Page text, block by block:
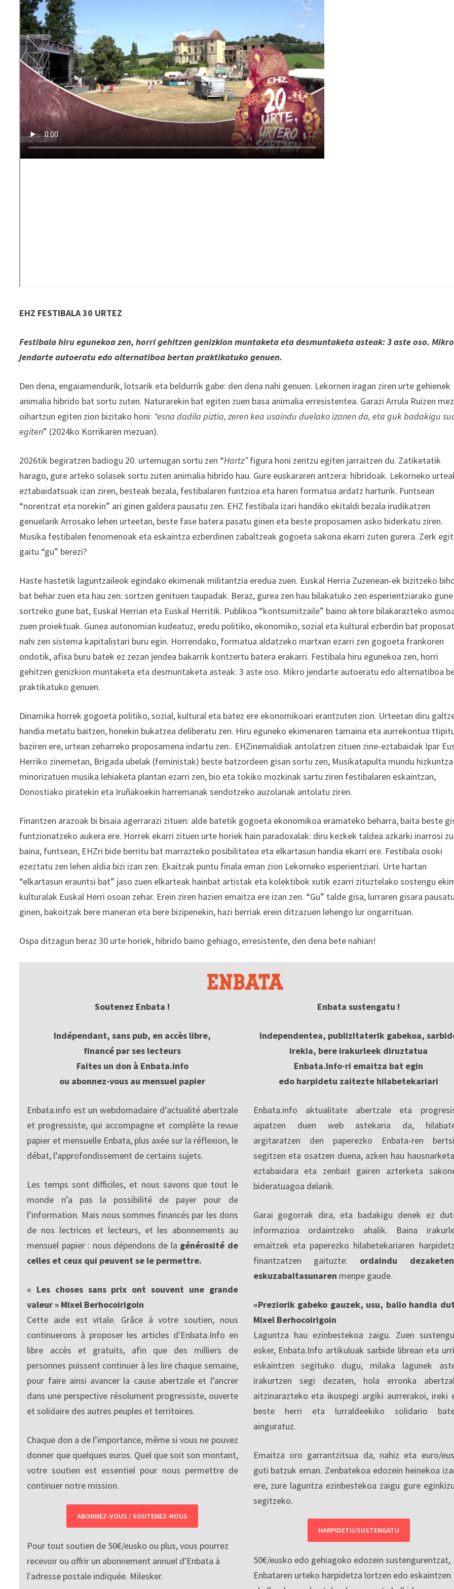
EHZ FESTIBALA 30 URTEZ
Festibala hiru egunekoa zen, horri gehitzen genizkion muntaketa eta desmuntaketa asteak: 3 aste oso. Mikro
jendarte autoeratu edo alternatiboa bertan praktikatuko genuen.
Den dena, engaiamendurik, lotsarik eta beldurrik gabe: den dena nahi genuen. Lekornen iragan ziren urte gehienek
animalia hibrido bat sortu zuten. Naturarekin bat egiten zuen basa animalia erresistentea. Garazi Arrula Ruizen
oihartzun egiten zion bizitako honi: “esna dadila piztia, zeren kea usaindu duelako izanen da, eta guk badakigu
egiten” (2024ko Korrikaren mezuan).
2026tik begiratzen badiogu 20. urtemugan sortu zen “Hartz”figura honi zentzu egiten jarraitzen du. Zatiketatik
harago, gure arteko solasek sortu zuten animalia hibrido hau. Gure euskararen antzera: hibridoak. Lekorneko
eztabaidatsuak izan ziren, besteak bezala, festibalaren funtzioa eta haren formatua ardatz harturik. Funtsean
“norentzat eta norekin” ari ginen galdera pausatu zen. EHZ festibala izari handiko ekitaldi bezala irudikatzen
genuelarik Arrosako lehen urteetan, beste fase batera pasatu ginen eta beste proposamen asko biderkatu ziren.
Musika festibalen fenomenoak eta eskaintza ezberdinen zabaltzeak gogoeta sakona ekarri zuten gurera. Zerk
gaitu “gu” berezi?
Haste hastetik laguntzaileok egindako ekimenak militantzia eredua zuen. Euskal Herria Zuzenean-ek bizitzeko
bat behar zuen eta hau zen: sortzen genituen taupadak. Beraz, gurea zen hau bilakatuko zen esperientziarako
sortzeko gune bat, Euskal Herrian eta Euskal Herritik. Publikoa “kontsumitzaile” baino aktore bilakarazteko
zuen proiektuak. Gunea autonomian kudeatuz, eredu politiko, ekonomiko, sozial eta kultural ezberdin bat
nahi zen sistema kapitalistari buru egin. Horrendako, formatua aldatzeko martxan ezarri zen gogoeta frankoren
ondotik, afixa buru batek ez zezan jendea bakarrik kontzertu batera erakarri. Festibala hiru egunekoa zen, horri
gehitzen genizkion muntaketa eta desmuntaketa asteak: 3 aste oso. Mikro jendarte autoeratu edo alternatiboa
praktikatuko genuen.
Dinamika horrek gogoeta politiko, sozial, kultural eta batez ere ekonomikoari erantzuten zion. Urteetan diru
handia metatu baitzen, honekin bukatzea deliberatu zen. Hiru eguneko ekimenaren tamaina eta aurrekontua
baziren ere, urtean zeharreko proposamena indartu zen.. EHZinemaldiak antolatzen zituen zine-eztabaidak Ipar
Herriko zinemetan, Brigada ubelak (feministak) beste batzordeen gisan sortu zen, Musikatapulta mundu hizkuntza
minorizatuen musika lehiaketa plantan ezarri zen, bio eta tokiko mozkinak sartu ziren festibalaren eskaintzan,
Donostiako piratekin eta Iruñakoekin harremanak sendotzeko auzolanak antolatu ziren.
Finantzen arazoak bi bisaia agerrarazi zituen: alde batetik gogoeta ekonomikoa eramateko beharra, baita beste
funtzionatzeko aukera ere. Horrek ekarri zituen urte horiek hain paradoxalak: diru kezkek taldea azkarki inarrosi
baina, funtsean, EHZri bide berritu bat marrazteko posibilitatea eta elkartasun handia ekarri ere. Festibala osoki
ezeztatu zen lehen aldia bizi izan zen. Ekaitzak puntu finala eman zion Lekorneko esperientziari. Urte hartan
“elkartasun erauntsi bat” jaso zuen elkarteak hainbat artistak eta kolektibok xutik ezarri zituztelako sostengu
kulturalak Euskal Herri osoan zehar. Erein ziren hazien emaitza ere izan zen. “Gu” talde gisa, lurraren gisara pausatu
ginen, bakoitzak bere maneran eta bere bizipenekin, hazi berriak erein ditzazuen lehengo lur ongarrituan.
Ospa ditzagun beraz 30 urte horiek, hibrido baino gehiago, erresistente, den dena bete nahian!
Soutenez Enbata !
Indépendant, sans pub, en accès libre,
financé par ses lecteurs
Faites un don à Enbata.info
ou abonnez-vous au mensuel papier
Enbata.info est un webdomadaire d’actualité abertzale
et progressiste, qui accompagne et complète la revue
papier et mensuelle Enbata, plus axée sur la réflexion, le
débat, l’approfondissement de certains sujets.
Les temps sont difficiles, et nous savons que tout le
monde n’a pas la possibilité de payer pour de
l’information. Mais nous sommes financés par les dons
de nos lectrices et lecteurs, et les abonnements au
mensuel papier : nous dépendons de la générosité de
celles et ceux qui peuvent se le permettre.
« Les choses sans prix ont souvent une grande
valeur » Mixel Berhocoirigoin
Cette aide est vitale. Grâce à votre soutien, nous
continuerons à proposer les articles d'Enbata.Info en
libre accès et gratuits, afin que des milliers de
personnes puissent continuer à les lire chaque semaine,
pour faire ainsi avancer la cause abertzale et l’ancrer
dans une perspective résolument progressiste, ouverte
et solidaire des autres peuples et territoires.
Chaque don a de l’importance, même si vous ne pouvez
donner que quelques euros. Quel que soit son montant,
votre soutien est essentiel pour nous permettre de
continuer notre mission.
ABONNEZ-VOUS / SOUTENEZ-NOUS
Pour tout soutien de 50€/eusko ou plus, vous pourrez
recevoir ou offrir un abonnement annuel d'Enbata à
l'adresse postale indiquée. Milesker.
Enbata sustengatu !
Independentea, publizitaterik gabekoa,
irekia, bere irakurleek diruztatua
Enbata.Info-ri emaitza bat egin
edo harpidetu zaitezte hilabetekariari
Enbata.info aktualitate abertzale eta
aipatzen duen web astekaria da,
argitaratzen den paperezko Enbata-ren
segitzen eta osatzen duena, azken hau
eztabaidara eta zenbait gairen azterketa
bideratuagoa delarik.
Garai gogorrak dira, eta badakigu denek ez
informazioa ordaintzeko ahalik. Baina
emaitzek eta paperezko hilabetekariaren
finantzatzen gaituzte: ordaindu
eskuzabaltasunaren menpe gaude.
«Preziorik gabeko gauzek, usu, balio handia
Mixel Berhocoirigoin
Laguntza hau ezinbestekoa zaigu. Zuen
esker, Enbata.Info artikuluak sarbide librean eta
eskaintzen segituko dugu, milaka lagunek
irakurtzen segi dezaten, hola erronka
aitzinarazteko eta ikuspegi argiki aurrerakoi, ireki
beste herri eta lurraldeekiko solidario
ainguratuz.
Emaitza oro garrantzitsua da, nahiz eta euro/
guti batzuk eman. Zenbatekoa edozein heinekoa
ere, zure laguntza ezinbestekoa zaigu gure
segitzeko.
HARPIDETU/SUSTENGATU
50€/eusko edo gehiagoko edozein sustengurentzat,
Enbataren urteko harpidetza lortzen edo eskaintzen